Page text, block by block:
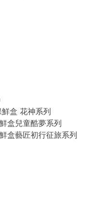
盒 花神系列
盒兒童酷夢系列
盒藝匠初行征旅系列